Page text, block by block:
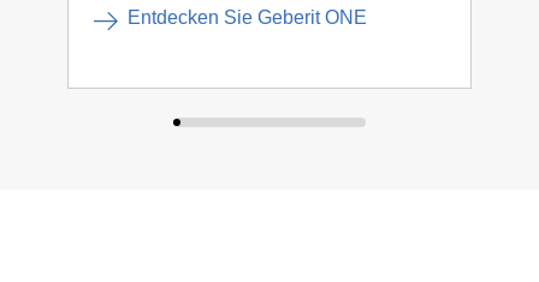
Entdecken Sie Geberit ONE